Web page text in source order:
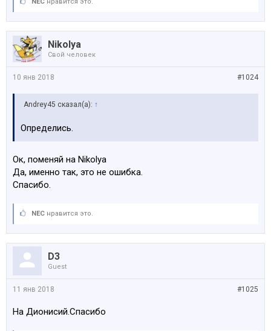
Nikolya
Свой человек
#1024
10 янв 2018
Andrey45 сказал(а): ↑
Определись.
Ок, поменяй на Nikolya
Да, именно так, это не ошибка.
Спасибо.
NEC нравится это.
D3
Guest
#1025
11 янв 2018
На Дионисий.Спасибо